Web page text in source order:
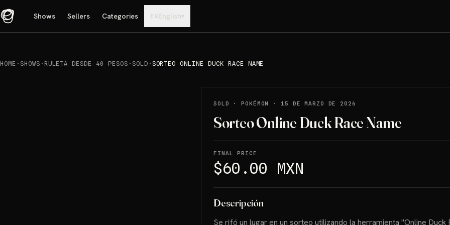
Shows Sellers Categories EN English▾
HOME · SHOWS · RULETA DESDE 40 PESOS · SOLD · SORTEO ONLINE DUCK RACE NAME
SOLD ·POKÉMON · 15 DE MARZO DE 2026
Sorteo Online Duck Race Name
FINAL PRICE
$60.00 MXN
Descripción
Se rifó un lugar en un sorteo utilizando la herramienta "Online Duck